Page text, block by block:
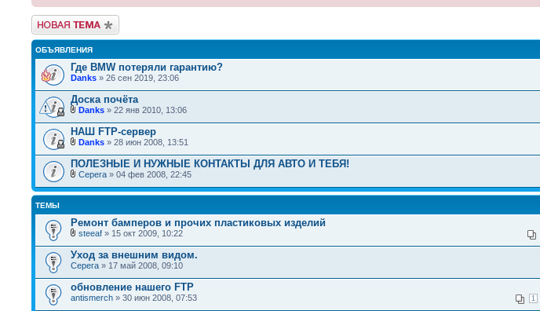
Новая тема
ОБЪЯВЛЕНИЯ
Где BMW потеряли гарантию?
Danks » 26 сен 2019, 23:06
Доска почёта
Danks » 22 янв 2010, 13:06
НАШ FTP-сервер
Danks » 28 июн 2008, 13:51
ПОЛЕЗНЫЕ И НУЖНЫЕ КОНТАКТЫ ДЛЯ АВТО И ТЕБЯ!
Серега » 04 фев 2008, 22:45
ТЕМЫ
Ремонт бамперов и прочих пластиковых изделий
steeaf » 15 окт 2009, 10:22
Уход за внешним видом.
Серега » 17 май 2008, 09:10
обновление нашего FTP
1
antismerch » 30 июн 2008, 07:53